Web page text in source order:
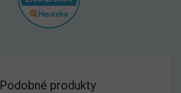
Podobné produkty